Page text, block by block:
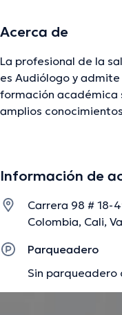
Acerca de
La profesional de la
es Audiólogo y
formación académica
amplios
médicas. Claudia
tener una formación
especialización y ha
publicaciones.
la profesional de la
Información de
Carrera 98 # 18-
Colombia, Cali,
Parqueadero
Sin parqueadero